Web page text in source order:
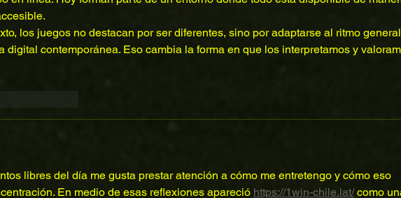
los juegos no destacan por ser diferentes, sino por adaptarse al ritmo
digital contemporánea. Eso cambia la forma en que los interpretamos y
libres del día me gusta prestar atención a cómo me entretengo y cómo eso
En medio de esas reflexiones apareció https://1win-chile.lat/ como